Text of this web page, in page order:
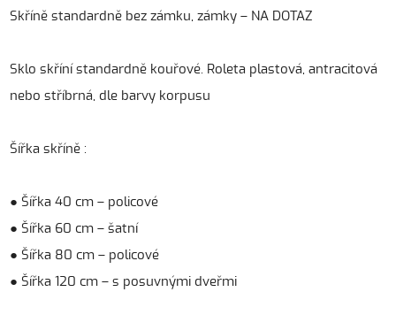
Skříně standardně bez zámku, zámky – NA DOTAZ
Sklo skříní standardně kouřové. Roleta plastová, antracitová
nebo stříbrná, dle barvy korpusu
Šířka skříně :
● Šířka 40 cm – policové
● Šířka 60 cm – šatní
● Šířka 80 cm – policové
● Šířka 120 cm – s posuvnými dveřmi